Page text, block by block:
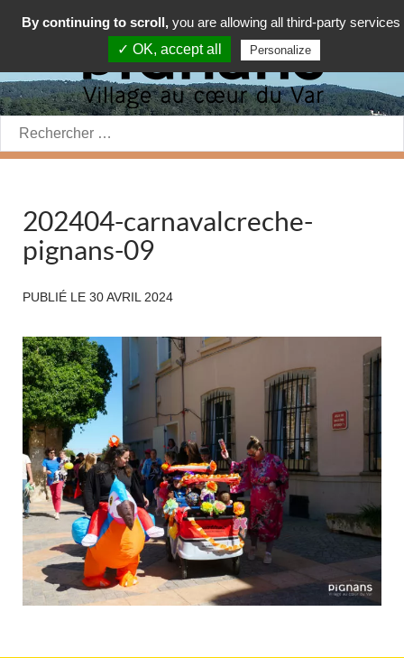
Rechercher:
202404-carnavalcreche-
pignans-09
PUBLIÉ LE 30 AVRIL 2024
By continuing to scroll, you are allowing all third-party services
✓ OK, accept all
Personalize